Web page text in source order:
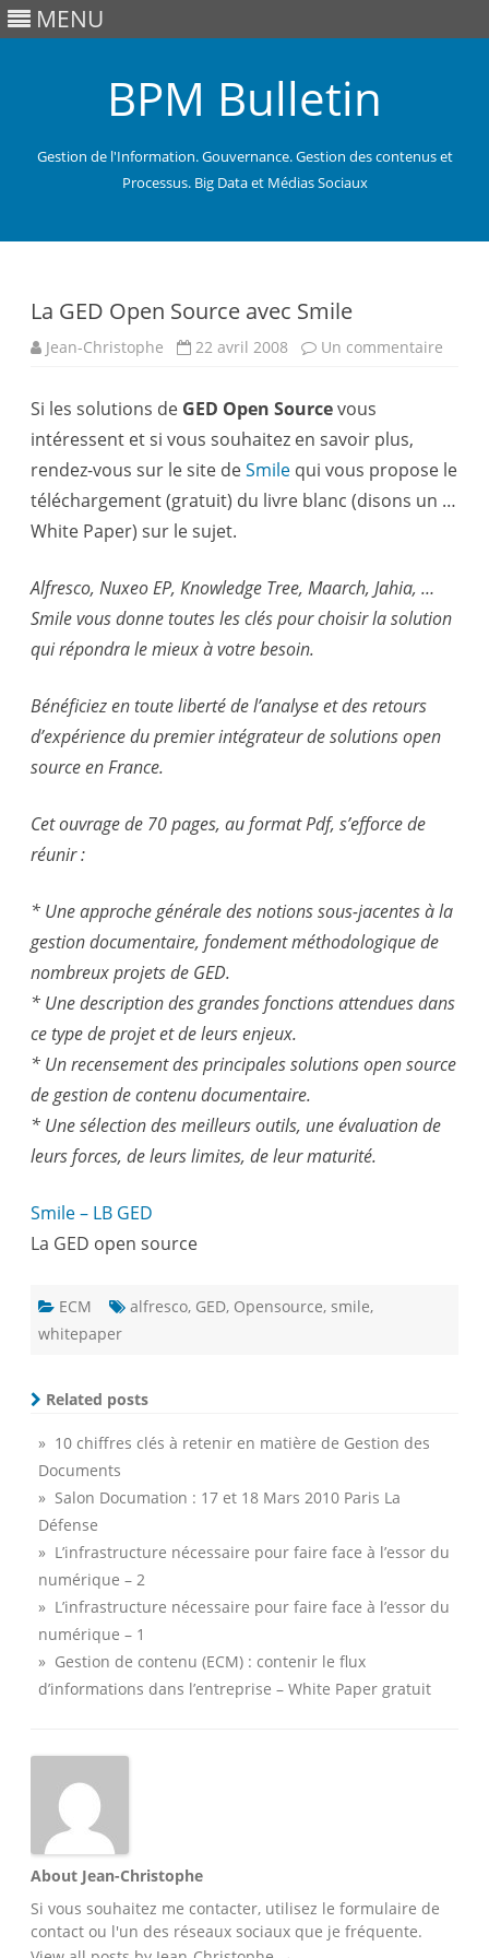
MENU
BPM Bulletin
Gestion de l'Information. Gouvernance. Gestion des contenus et
Processus. Big Data et Médias Sociaux
La GED Open Source avec Smile
Jean-Christophe 22 avril 2008 Un commentaire
Si les solutions de GED Open Sourcevous
intéressent et si vous souhaitez en savoir plus,
rendez-vous sur le site deSmile qui vous propose le
téléchargement (gratuit) du livre blanc (disons un …
White Paper) sur le sujet.
Alfresco, Nuxeo EP, Knowledge Tree, Maarch, Jahia, …
Smile vous donne toutes les clés pour choisir la solution
qui répondra le mieux à votre besoin.
Bénéficiez en toute liberté de l’analyse et des retours
d’expérience du premier intégrateur de solutions open
source en France.
Cet ouvrage de 70 pages, au format Pdf, s’efforce de
réunir :
* Une approche générale des notions sous-jacentes à la
gestion documentaire, fondement méthodologique de
nombreux projets de GED.
* Une description des grandes fonctions attendues dans
ce type de projet et de leurs enjeux.
* Un recensement des principales solutions open source
de gestion de contenu documentaire.
* Une sélection des meilleurs outils, une évaluation de
leurs forces, de leurs limites, de leur maturité.
Smile – LB GED
La GED open source
ECM alfresco, GED, Opensource, smile,
whitepaper
Related posts
» 10 chiffres clés à retenir en matière de Gestion des
Documents
» Salon Documation : 17 et 18 Mars 2010 Paris La
Défense
» L’infrastructure nécessaire pour faire face à l’essor du
numérique – 2
» L’infrastructure nécessaire pour faire face à l’essor du
numérique – 1
» Gestion de contenu (ECM) : contenir le flux
d’informations dans l’entreprise – White Paper gratuit
About Jean-Christophe
Si vous souhaitez me contacter, utilisez le formulaire de
contact ou l'un des réseaux sociaux que je fréquente.